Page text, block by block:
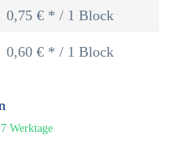
0,75 € * / 1 Block
0,60 € * / 1 Block
Werktage